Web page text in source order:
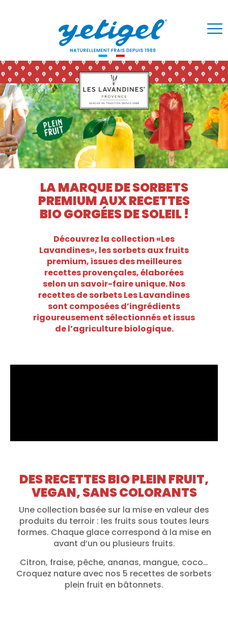
LA MARQUE DE SORBETS
PREMIUM AUX RECETTES
BIO GORGÉES DE SOLEIL !
Découvrez la collection «Les
Lavandines», les sorbets aux fruits
premium, issues des meilleures
recettes provençales, élaborées
selon un savoir-faire unique. Nos
recettes de sorbets Les Lavandines
sont composées d’ingrédients
rigoureusement sélectionnés et issus
de l’agriculture biologique.
DES RECETTES BIO PLEIN FRUIT,
VEGAN, SANS COLORANTS
Une collection basée sur la mise en valeur des
produits du terroir : les fruits sous toutes leurs
formes. Chaque glace correspond à la mise en
avant d’un ou plusieurs fruits.
Citron, fraise, pêche, ananas, mangue, coco…
Croquez nature avec nos 5 recettes de sorbets
plein fruit en bâtonnets.